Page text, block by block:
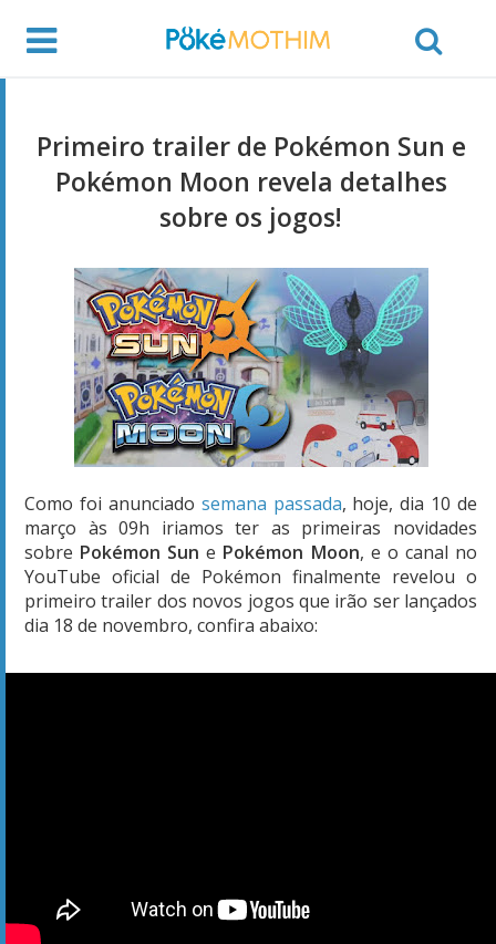
Primeiro trailer de Pokémon Sun e
Pokémon Moon revela detalhes
sobre os jogos!
Como foi anunciado semana passada, hoje, dia 10 de
março às 09h iriamos ter as primeiras novidades
sobre Pokémon Sun e Pokémon Moon, e o canal no
YouTube oficial de Pokémon finalmente revelou o
primeiro trailer dos novos jogos que irão ser lançados
dia 18 de novembro, confira abaixo: